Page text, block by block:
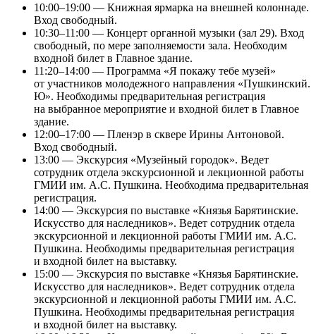
10:00–19:00 — Книжная ярмарка на внешней колоннаде.
Вход свободный.
10:30–11:00 — Концерт органной музыки (зал 29). Вход
свободный, по мере заполняемости зала. Необходим
входной билет в Главное здание.
11:20–14:00 — Программа «Я покажу тебе музей»
от участников молодежного направления «Пушкинский.
Ю». Необходимы предварительная регистрация
на выбранное мероприятие и входной билет в Главное
здание.
12:00–17:00 — Пленэр в сквере Ирины Антоновой.
Вход свободный.
13:00 — Экскурсия «Музейный городок». Ведет
сотрудник отдела экскурсионной и лекционной работы
ГМИИ им. А.С. Пушкина. Необходима предварительная
регистрация.
14:00 — Экскурсия по выставке «Князья Барятинские.
Искусство для наследников». Ведет сотрудник отдела
экскурсионной и лекционной работы ГМИИ им. А.С.
Пушкина. Необходимы предварительная регистрация
и входной билет на выставку.
15:00 — Экскурсия по выставке «Князья Барятинские.
Искусство для наследников». Ведет сотрудник отдела
экскурсионной и лекционной работы ГМИИ им. А.С.
Пушкина. Необходимы предварительная регистрация
и входной билет на выставку.